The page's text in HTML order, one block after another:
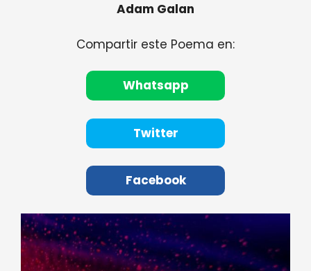
Adam Galan
Compartir este Poema en:
Whatsapp
Twitter
Facebook